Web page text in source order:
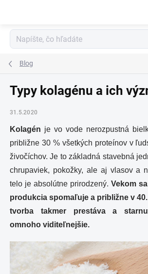
Blog
Typy kolagénu a ich
31.5.2020
Kolagén je vo vode nerozpustná
približne 30 % všetkých proteínov v
živočíchov. Je to základná stavebná
chrupaviek, pokožky, ale aj vlasov a
telo je absolútne prirodzený. Vekom
produkcia spomaľuje a približne v
tvorba takmer prestáva a
omnoho viditeľnejšie.